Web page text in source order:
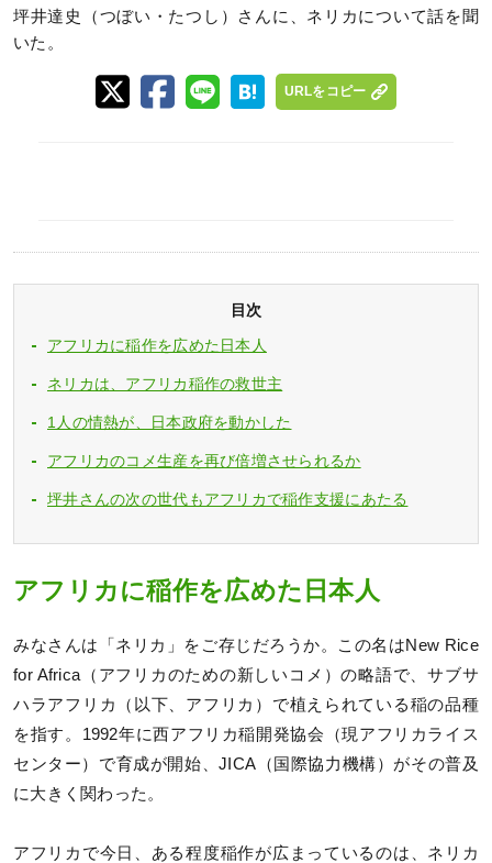
坪井達史（つぼい・たつし）さんに、ネリカについて話を聞
いた。
URLをコピー
目次
アフリカに稲作を広めた日本人
ネリカは、アフリカ稲作の救世主
1人の情熱が、日本政府を動かした
アフリカのコメ生産を再び倍増させられるか
坪井さんの次の世代もアフリカで稲作支援にあたる
アフリカに稲作を広めた日本人
みなさんは「ネリカ」をご存じだろうか。この名はNew Rice
for Africa（アフリカのための新しいコメ）の略語で、サブサ
ハラアフリカ（以下、アフリカ）で植えられている稲の品種
を指す。1992年に西アフリカ稲開発協会（現アフリカライス
センター）で育成が開始、JICA（国際協力機構）がその普及
に大きく関わった。
アフリカで今日、ある程度稲作が広まっているのは、ネリカ